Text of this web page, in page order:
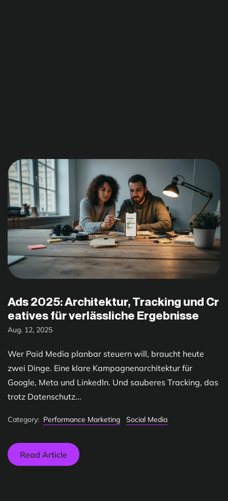
Ads 2025: Architektur, Tracking und Cr
eatives für verlässliche Ergebnisse
Aug. 12, 2025
Wer Paid Media planbar steuern will, braucht heute
zwei Dinge. Eine klare Kampagnenarchitektur für
Google, Meta und LinkedIn. Und sauberes Tracking, das
trotz Datenschutz...
Category: Performance Marketing Social Media
Read Article